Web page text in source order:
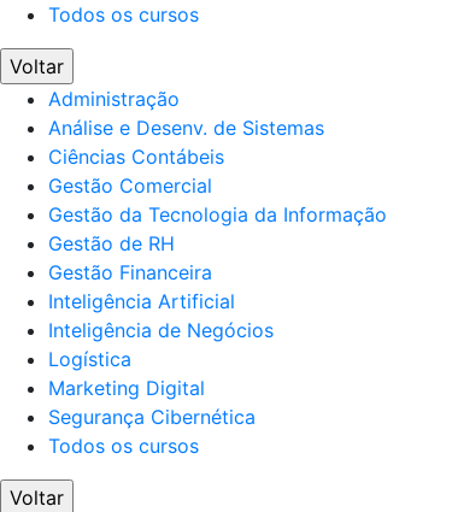
Todos os cursos
Voltar
Administração
Análise e Desenv. de Sistemas
Ciências Contábeis
Gestão Comercial
Gestão da Tecnologia da Informação
Gestão de RH
Gestão Financeira
Inteligência Artificial
Inteligência de Negócios
Logística
Marketing Digital
Segurança Cibernética
Todos os cursos
Voltar